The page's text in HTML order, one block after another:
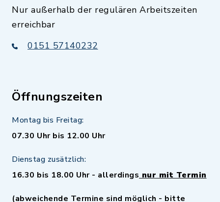
Nur außerhalb der regulären Arbeitszeiten
erreichbar
0151 57140232
Öffnungszeiten
Montag bis Freitag:
07.30 Uhr bis 12.00 Uhr
Dienstag zusätzlich:
16.30 bis 18.00 Uhr - allerdings nur mit Termin
(abweichende Termine sind möglich - bitte